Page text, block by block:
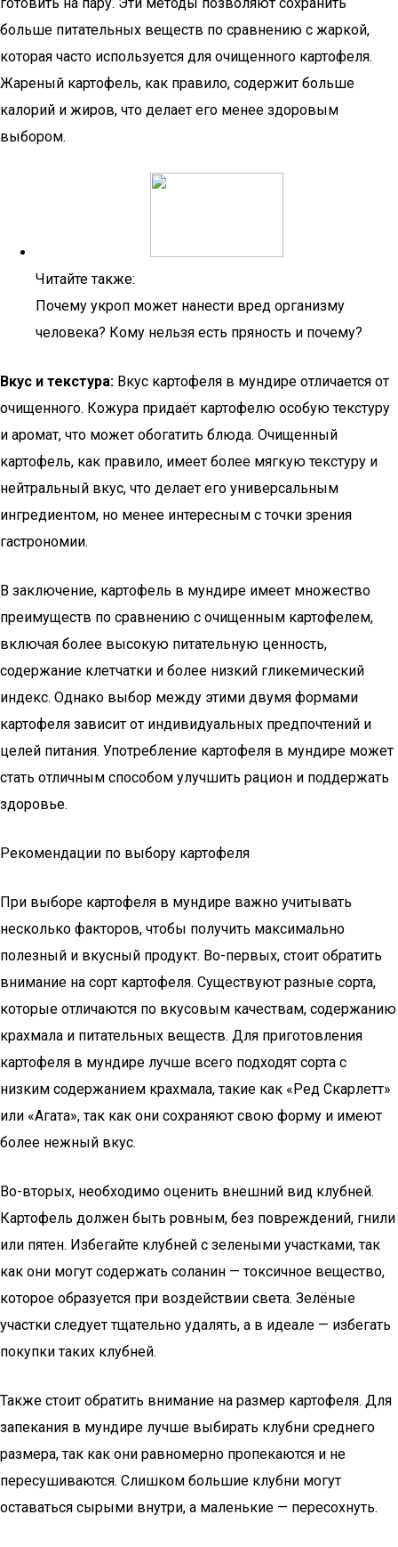
больше питательных веществ по сравнению с жаркой,
которая часто используется для очищенного картофеля.
Жареный картофель, как правило, содержит больше
калорий и жиров, что делает его менее здоровым
выбором.
Читайте также:
Почему укроп может нанести вред организму
человека? Кому нельзя есть пряность и почему?
Вкус и текстура: Вкус картофеля в мундире отличается от
очищенного. Кожура придаёт картофелю особую текстуру
и аромат, что может обогатить блюда. Очищенный
картофель, как правило, имеет более мягкую текстуру и
нейтральный вкус, что делает его универсальным
ингредиентом, но менее интересным с точки зрения
гастрономии.
В заключение, картофель в мундире имеет множество
преимуществ по сравнению с очищенным картофелем,
включая более высокую питательную ценность,
содержание клетчатки и более низкий гликемический
индекс. Однако выбор между этими двумя формами
картофеля зависит от индивидуальных предпочтений и
целей питания. Употребление картофеля в мундире может
стать отличным способом улучшить рацион и поддержать
здоровье.
Рекомендации по выбору картофеля
При выборе картофеля в мундире важно учитывать
несколько факторов, чтобы получить максимально
полезный и вкусный продукт. Во-первых, стоит обратить
внимание на сорт картофеля. Существуют разные сорта,
которые отличаются по вкусовым качествам, содержанию
крахмала и питательных веществ. Для приготовления
картофеля в мундире лучше всего подходят сорта с
низким содержанием крахмала, такие как «Ред Скарлетт»
или «Агата», так как они сохраняют свою форму и имеют
более нежный вкус.
Во-вторых, необходимо оценить внешний вид клубней.
Картофель должен быть ровным, без повреждений, гнили
или пятен. Избегайте клубней с зелеными участками, так
как они могут содержать соланин — токсичное вещество,
которое образуется при воздействии света. Зелёные
участки следует тщательно удалять, а в идеале — избегать
покупки таких клубней.
Также стоит обратить внимание на размер картофеля. Для
запекания в мундире лучше выбирать клубни среднего
размера, так как они равномерно пропекаются и не
пересушиваются. Слишком большие клубни могут
оставаться сырыми внутри, а маленькие — пересохнуть.